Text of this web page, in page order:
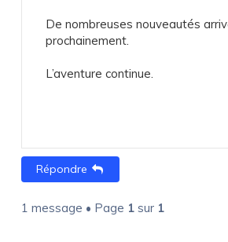
De nombreuses nouveautés
prochainement.
L’aventure continue.
Répondre
1 message • Page 1 sur 1